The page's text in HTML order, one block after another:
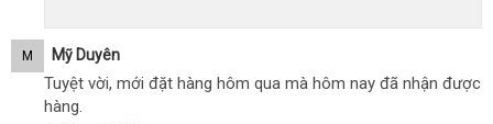
M Mỹ Duyên
Tuyệt vời, mới đặt hàng hôm qua mà hôm nay đã nhận được
hàng.